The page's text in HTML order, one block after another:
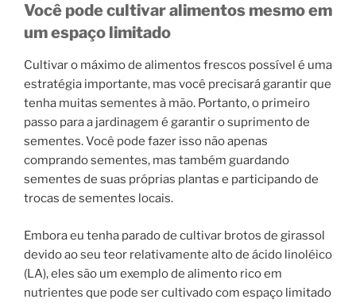
Você pode cultivar alimentos mesmo em
um espaço limitado
Cultivar o máximo de alimentos frescos possível é uma
estratégia importante, mas você precisará garantir que
tenha muitas sementes à mão. Portanto, o primeiro
passo para a jardinagem é garantir o suprimento de
sementes. Você pode fazer isso não apenas
comprando sementes, mas também guardando
sementes de suas próprias plantas e participando de
trocas de sementes locais.
Embora eu tenha parado de cultivar brotos de girassol
devido ao seu teor relativamente alto de ácido linoléico
(LA), eles são um exemplo de alimento rico em
nutrientes que pode ser cultivado com espaço limitado